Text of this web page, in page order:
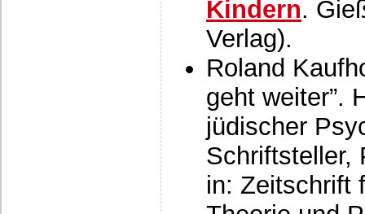
Kindern.
Verlag).
Roland
geht weiter”.
jüdischer
Schriftsteller,
in: Zeitschrift